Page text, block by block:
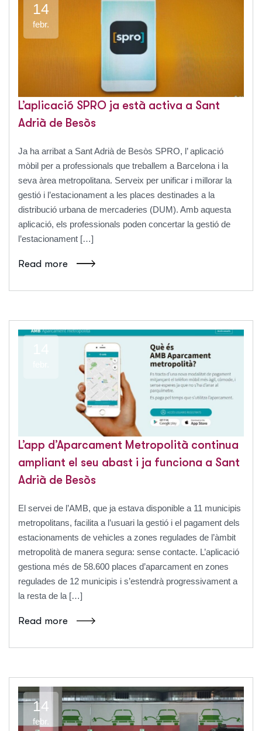
14
febr.
L’aplicació SPRO ja està activa a Sant
Adrià de Besòs
Ja ha arribat a Sant Adrià de Besòs SPRO, l’ aplicació
mòbil per a professionals que treballem a Barcelona i la
seva àrea metropolitana. Serveix per unificar i millorar la
gestió i l’estacionament a les places destinades a la
distribució urbana de mercaderies (DUM). Amb aquesta
aplicació, els professionals poden concertar la gestió de
l’estacionament […]
Read more
L’app d’Aparcament Metropolità continua
ampliant el seu abast i ja funciona a Sant
Adrià de Besòs
El servei de l’AMB, que ja estava disponible a 11 municipis
metropolitans, facilita a l’usuari la gestió i el pagament dels
estacionaments de vehicles a zones regulades de l’àmbit
metropolità de manera segura: sense contacte. L’aplicació
gestiona més de 58.600 places d’aparcament en zones
regulades de 12 municipis i s’estendrà progressivament a
la resta de la […]
Read more
14
febr.